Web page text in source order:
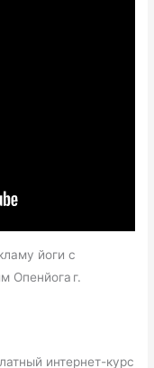
йоги с
Опенйога г.
интернет-курс